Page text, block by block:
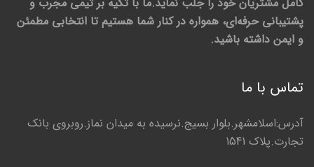
پشتیبانی حرفه‌ای، همواره در کنار شما هستیم تا انتخابی مطمئن
و ایمن داشته باشید.
تماس با ما
آدرس:اسلامشهر.بلوار بسیج.نرسیده به میدان نماز.روبروی بانک
تجارت.پلاک 1541